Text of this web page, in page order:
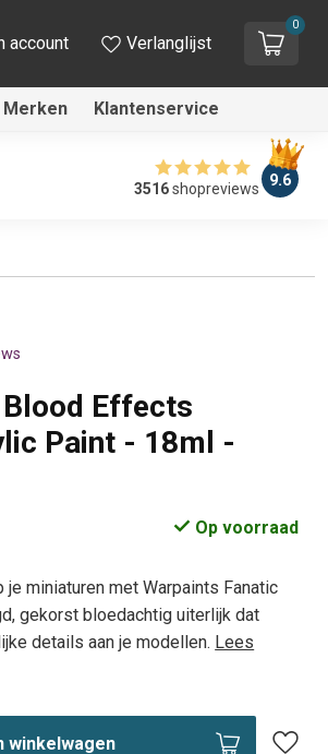
account Verlanglijst
0
Merken Klantenservice
3516shopreviews 9.6
Effects
Paint - 18ml -
Op voorraad
miniaturen met Warpaints Fanatic
gekorst bloedachtig uiterlijk dat
details aan je modellen. Lees
winkelwagen